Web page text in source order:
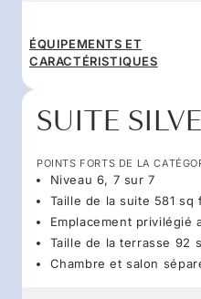
ÉQUIPEMENTS ET
CARACTÉRISTIQUES
SUITE
POINTS FORTS DE LA
Niveau 6, 7 sur 7
Taille de la suite 581 sq
Emplacement privilégié
Taille de la terrasse 92
Chambre et salon